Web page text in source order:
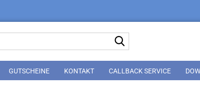
GUTSCHEINE KONTAKT CALLBACK SERVICE